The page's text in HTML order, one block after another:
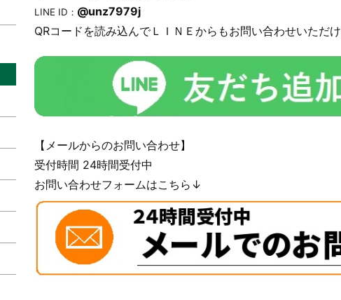
LINE ID： @unz7979j
QRコードを読み込んでＬＩＮＥからもお問い合わせいただ
【メールからのお問い合わせ】
受付時間 24時間受付中
お問い合わせフォームはこちら↓